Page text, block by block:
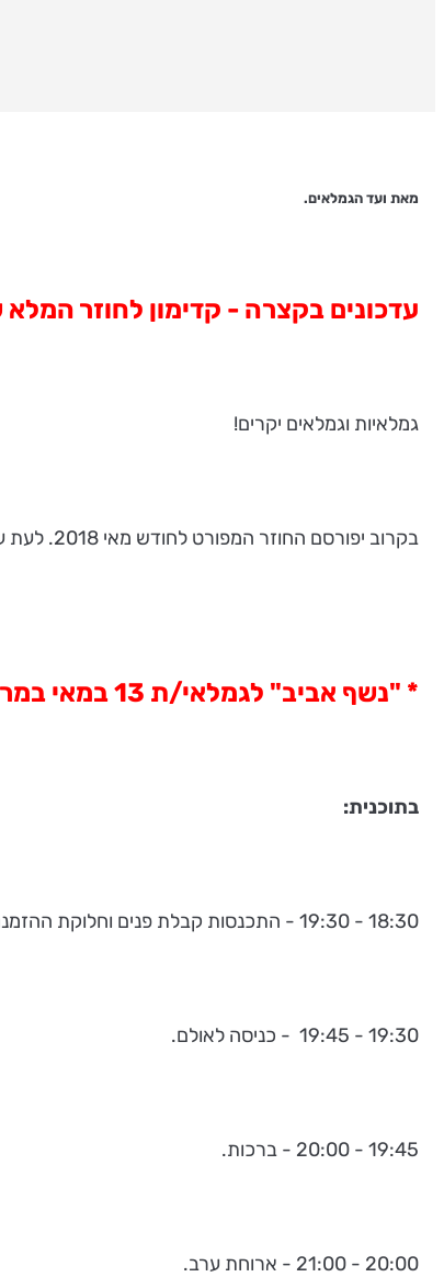
מאת ועד הגמלאים.
עדכונים בקצרה - קדימון לחוזר
גמלאיות וגמלאים יקרים!
בקרוב יפורסם החוזר המפורט לחודש מאי 2018. לעת עתה, ברצוננו לעדכן אתכם בפרטים הבאים ולהזכיר לכם נושאים מוכרים:
* "נשף אביב" לגמלאי/ת 13 במאי במרכז האירועים והקונגרסים
בתוכנית:
18:30 - 19:30 - התכנסות קבלת פנים וחלוקת ההזמנה לאירוע.
19:30 - 19:45 - כניסה לאולם.
19:45 - 20:00 - ברכות.
20:00 - 21:00 - ארוחת ערב.